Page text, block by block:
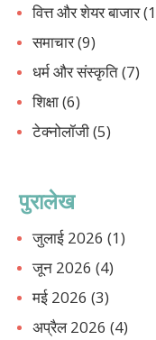
वित्त और शेयर बाजार
समाचार(9)
धर्म और संस्कृति(7)
शिक्षा(6)
टेक्नोलॉजी(5)
पुरालेख
जुलाई 2026 (1)
जून 2026 (4)
मई 2026 (3)
अप्रैल 2026 (4)